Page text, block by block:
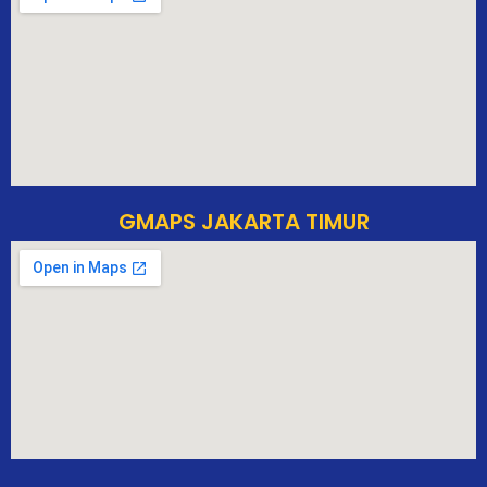
GMAPS JAKARTA TIMUR